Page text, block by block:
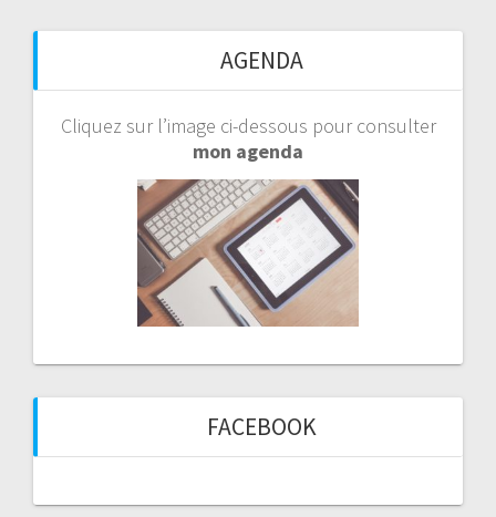
AGENDA
Cliquez sur l’image ci-dessous pour consulter
mon agenda
FACEBOOK